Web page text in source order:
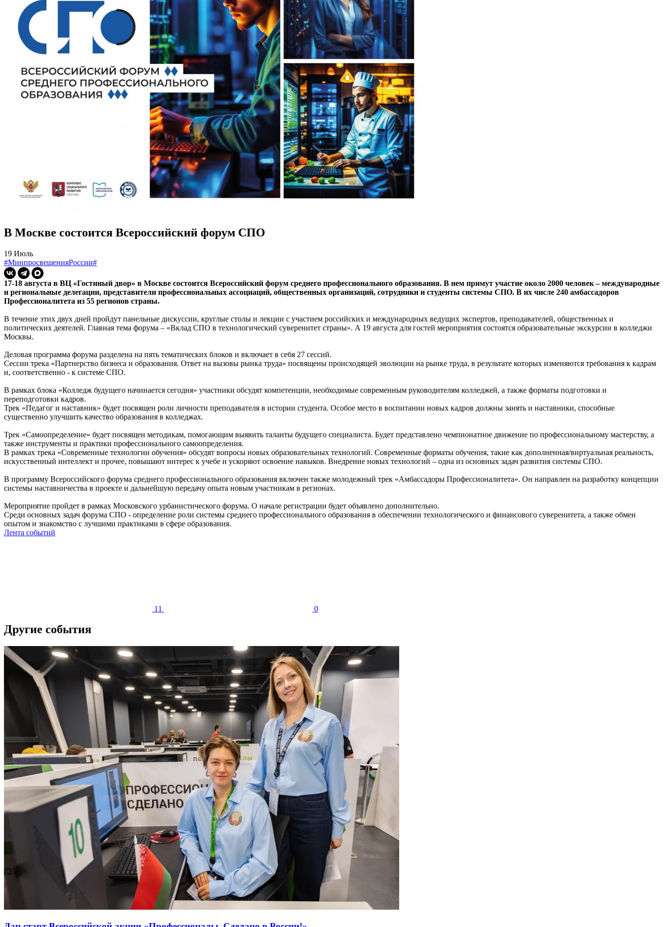
В Москве состоится Всероссийский форум СПО
19 Июль
#МинпросвещенияРоссии#
17-18 августа в ВЦ «Гостиный двор» в Москве состоится Всероссийский форум среднего профессионального образования. В нем примут участие около 2000 человек – международные
и региональные делегации, представители профессиональных ассоциаций, общественных организаций, сотрудники и студенты системы СПО. В их числе 240 амбассадоров
Профессионалитета из 55 регионов страны.
В течение этих двух дней пройдут панельные дискуссии, круглые столы и лекции с участием российских и международных ведущих экспертов, преподавателей, общественных и
политических деятелей. Главная тема форума – «Вклад СПО в технологический суверенитет страны». А 19 августа для гостей мероприятия состоятся образовательные экскурсии в колледжи
Москвы.
Деловая программа форума разделена на пять тематических блоков и включает в себя 27 сессий.
Сессии трека «Партнерство бизнеса и образования. Ответ на вызовы рынка труда» посвящены происходящей эволюции на рынке труда, в результате которых изменяются требования к кадрам
и, соответственно - к системе СПО.
В рамках блока «Колледж будущего начинается сегодня» участники обсудят компетенции, необходимые современным руководителям колледжей, а также форматы подготовки и
переподготовки кадров.
Трек «Педагог и наставник» будет посвящен роли личности преподавателя в истории студента. Особое место в воспитании новых кадров должны занять и наставники, способные
существенно улучшить качество образования в колледжах.
Трек «Самоопределение» будет посвящен методикам, помогающим выявить таланты будущего специалиста. Будет представлено чемпионатное движение по профессиональному мастерству, а
также инструменты и практики профессионального самоопределения.
В рамках трека «Современные технологии обучения» обсудят вопросы новых образовательных технологий. Современные форматы обучения, такие как дополненная/виртуальная реальность,
искусственный интеллект и прочее, повышают интерес к учебе и ускоряют освоение навыков. Внедрение новых технологий – одна из основных задач развития системы СПО.
В программу Всероссийского форума среднего профессионального образования включен также молодежный трек «Амбассадоры Профессионалитета». Он направлен на разработку концепции
системы наставничества в проекте и дальнейшую передачу опыта новым участникам в регионах.
Мероприятие пройдет в рамках Московского урбанистического форума. О начале регистрации будет объявлено дополнительно.
Среди основных задач форума СПО - определение роли системы среднего профессионального образования в обеспечении технологического и финансового суверенитета, а также обмен
опытом и знакомство с лучшими практиками в сфере образования.
Лента событий
11 0
Другие события